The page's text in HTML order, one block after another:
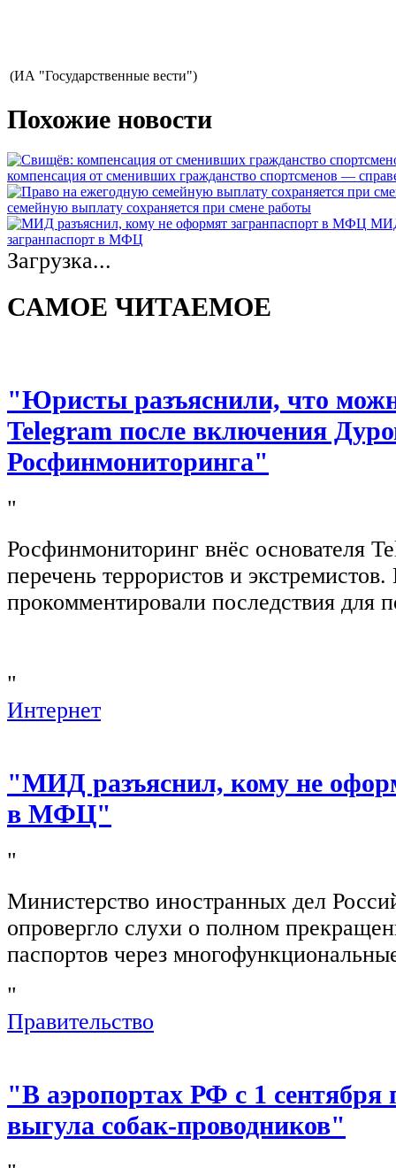
(ИА "Государственные вести")
Похожие новости
компенсация от сменивших гражданство спортсменов —
семейную выплату сохраняется при смене работы
МИД
загранпаспорт в МФЦ
Загрузка...
САМОЕ ЧИТАЕМОЕ
"Юристы разъяснили, что
Telegram после включения
Росфинмониторинга"
"
Росфинмониторинг внёс основателя
перечень террористов и
прокомментировали последствия для
"
Интернет
"МИД разъяснил, кому не
в МФЦ"
"
Министерство иностранных дел
опровергло слухи о полном
паспортов через
"
Правительство
"В аэропортах РФ с 1 сентября
выгула собак-проводников"